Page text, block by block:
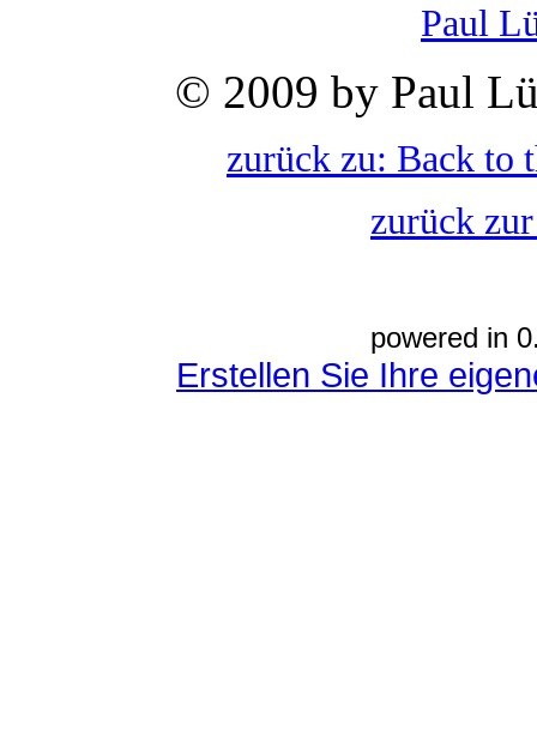
Paul
© 2009 by Paul
zurück zu: Back to
zurück
powered in
Erstellen Sie Ihre